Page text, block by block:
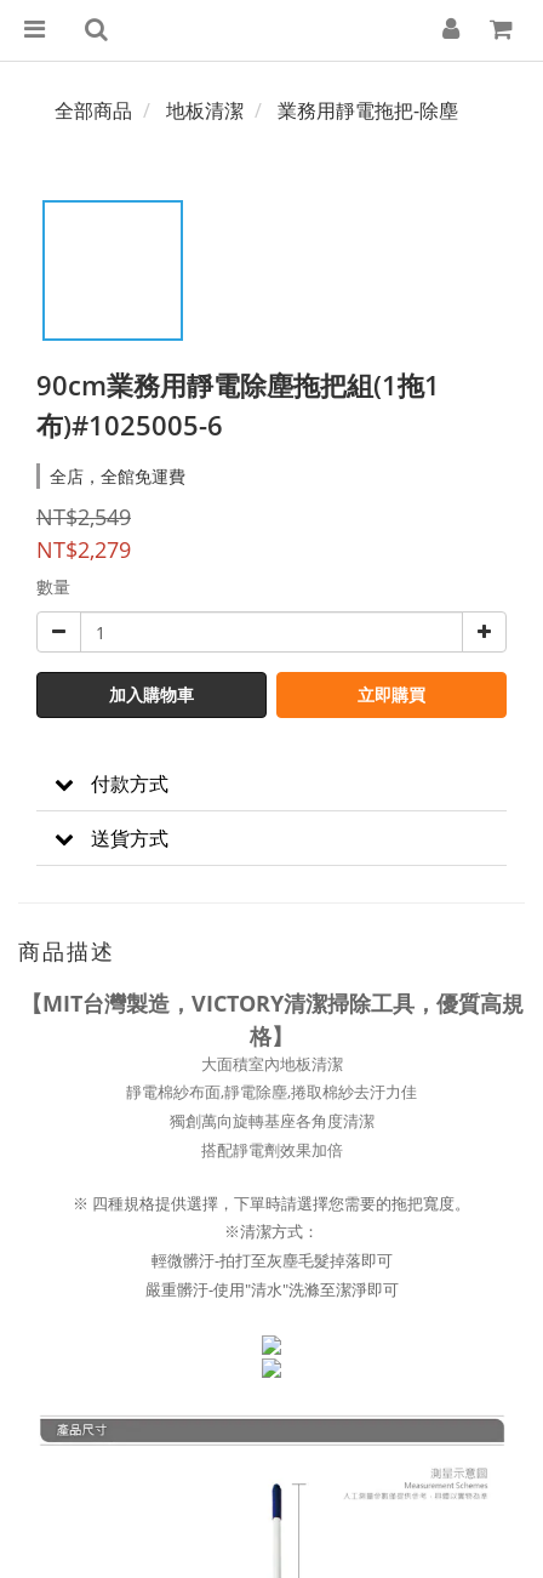
全部商品 地板清潔 業務用靜電拖把-除塵
90cm業務用靜電除塵拖把組(1拖1
布)#1025005-6
全店，全館免運費
NT$2,549
NT$2,279
數量
加入購物車 立即購買
付款方式
送貨方式
商品描述
【MIT台灣製造，VICTORY清潔掃除工具，優質高規
格】
大面積室內地板清潔
靜電棉紗布面,靜電除塵,捲取棉紗去汙力佳
獨創萬向旋轉基座各角度清潔
搭配靜電劑效果加倍
※ 四種規格提供選擇，下單時請選擇您需要的拖把寬度。
※清潔方式：
輕微髒汙-拍打至灰塵毛髮掉落即可
嚴重髒汙-使用"清水"洗滌至潔淨即可